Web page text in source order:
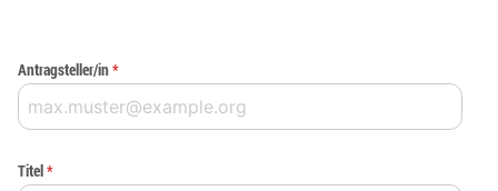
Antragsteller/in*
Titel*